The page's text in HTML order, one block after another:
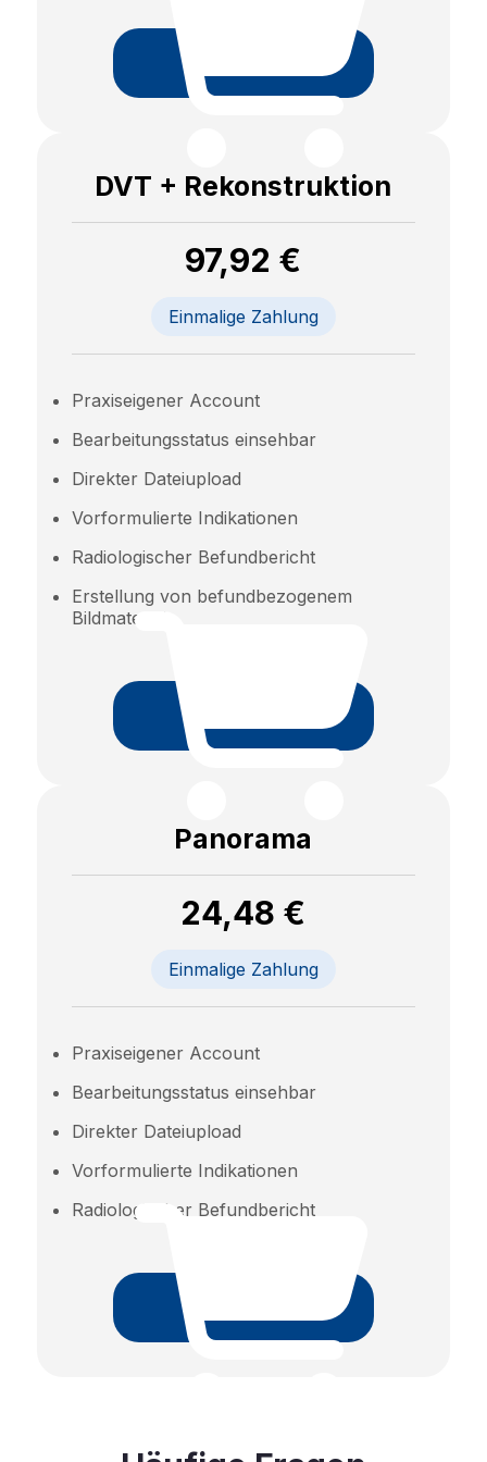
DVT + Rekonstruktion
97,92 €
Einmalige Zahlung
Praxiseigener Account
Bearbeitungsstatus einsehbar
Direkter Dateiupload
Vorformulierte Indikationen
Radiologischer Befundbericht
Erstellung von befundbezogenem
Bildmaterial
Panorama
24,48 €
Einmalige Zahlung
Praxiseigener Account
Bearbeitungsstatus einsehbar
Direkter Dateiupload
Vorformulierte Indikationen
Radiologischer Befundbericht